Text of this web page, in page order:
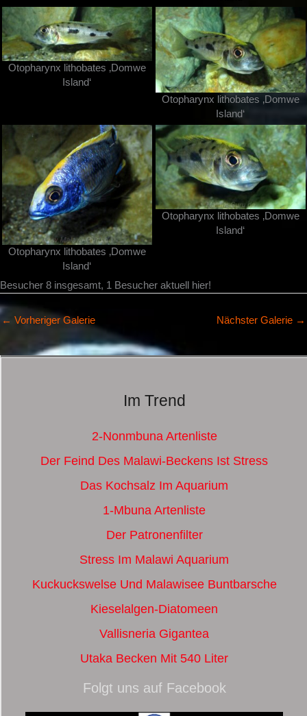
Otopharynx lithobates ‚Domwe
Island‘
Otopharynx lithobates ‚Domwe
Island‘
Otopharynx lithobates ‚Domwe
Island‘
Otopharynx lithobates ‚Domwe
Island‘
Besucher 8 insgesamt, 1 Besucher aktuell hier!
← Vorheriger Galerie Nächster Galerie →
Im Trend
2-Nonmbuna Artenliste
Der Feind Des Malawi-Beckens Ist Stress
Das Kochsalz Im Aquarium
1-Mbuna Artenliste
Der Patronenfilter
Stress Im Malawi Aquarium
Kuckuckswelse Und Malawisee Buntbarsche
Kieselalgen-Diatomeen
Vallisneria Gigantea
Utaka Becken Mit 540 Liter
Folgt uns auf Facebook